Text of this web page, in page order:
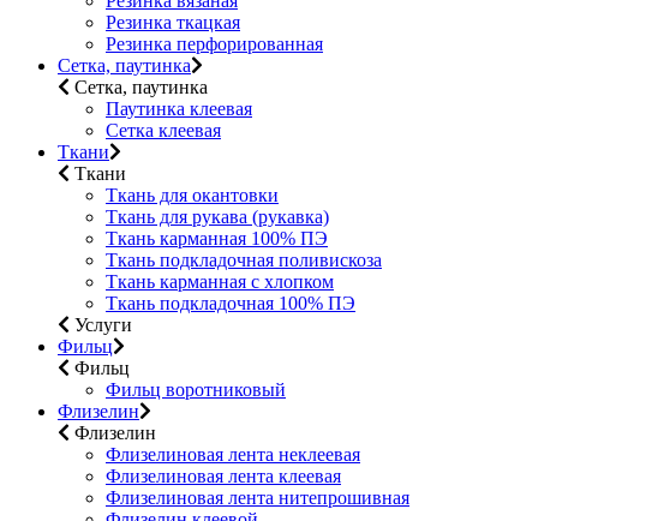
Резинка ткацкая
Резинка перфорированная
Сетка, паутинка
Сетка, паутинка
Паутинка клеевая
Сетка клеевая
Ткани
Ткани
Ткань для окантовки
Ткань для рукава (рукавка)
Ткань карманная 100% ПЭ
Ткань подкладочная поливискоза
Ткань карманная с хлопком
Ткань подкладочная 100% ПЭ
Услуги
Фильц
Фильц
Фильц воротниковый
Флизелин
Флизелин
Флизелиновая лента неклеевая
Флизелиновая лента клеевая
Флизелиновая лента нитепрошивная